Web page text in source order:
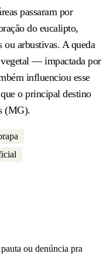
passaram por
do eucalipto,
ou arbustivas. A queda
— impactada por
influenciou esse
o principal destino
(MG).
ou denúncia pra